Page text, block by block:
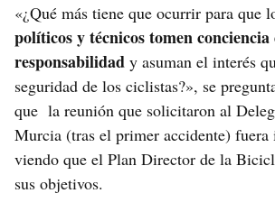
«¿Qué más tiene que ocurrir para que
políticos y técnicos tomen conciencia
responsabilidad y asuman el interés
seguridad de los ciclistas?», se
que la reunión que solicitaron al
Murcia (tras el primer accidente) fuera
viendo que el Plan Director de la
sus objetivos.